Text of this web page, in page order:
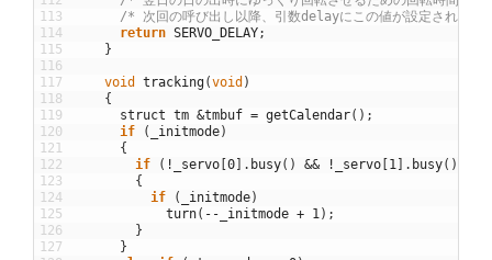
113
114
115
116
117
118
119
120
121
122
123
124
125
126
127
/* 次回の呼び出し以降、引数delayにこの値が設定される
return SERVO_DELAY;
}
void tracking(void )
{
struct tm &tmbuf = getCalendar( ) ;
if
( _initmode)
{
if
( ! _servo 0 . busy( ) && ! _servo 1 . busy( )
{
if
( _initmode)
turn( -- _initmode + 1) ;
}
}